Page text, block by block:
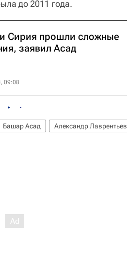
до 2011 года.
Сирия прошли сложные
заявил Асад
09:08
Башар Асад
Александр Лаврентьев